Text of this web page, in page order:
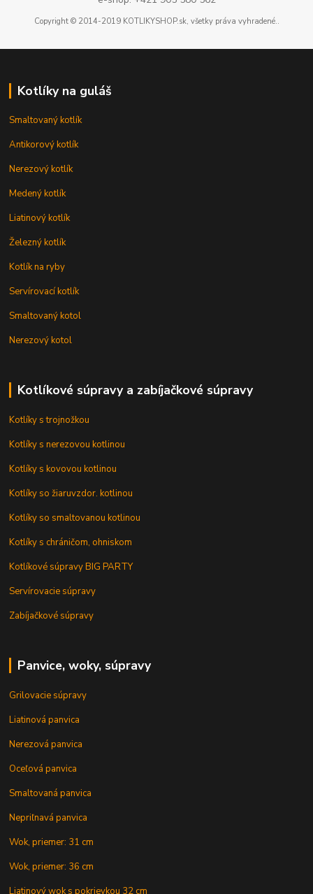
Copyright © 2014-2019 KOTLIKYSHOP.sk, všetky práva vyhradené..
Kotlíky na guláš
Smaltovaný kotlík
Antikorový kotlík
Nerezový kotlík
Medený kotlík
Liatinový kotlík
Železný kotlík
Kotlík na ryby
Servírovací kotlík
Smaltovaný kotol
Nerezový kotol
Kotlíkové súpravy a zabíjačkové súpravy
Kotlíky s trojnožkou
Kotlíky s nerezovou kotlinou
Kotlíky s kovovou kotlinou
Kotlíky so žiaruvzdor. kotlinou
Kotlíky so smaltovanou kotlinou
Kotlíky s chráničom, ohniskom
Kotlíkové súpravy BIG PARTY
Servírovacie súpravy
Zabíjačkové súpravy
Panvice, woky, súpravy
Grilovacie súpravy
Liatinová panvica
Nerezová panvica
Oceľová panvica
Smaltovaná panvica
Nepriľnavá panvica
Wok, priemer: 31 cm
Wok, priemer: 36 cm
Liatinový wok s pokrievkou 32 cm